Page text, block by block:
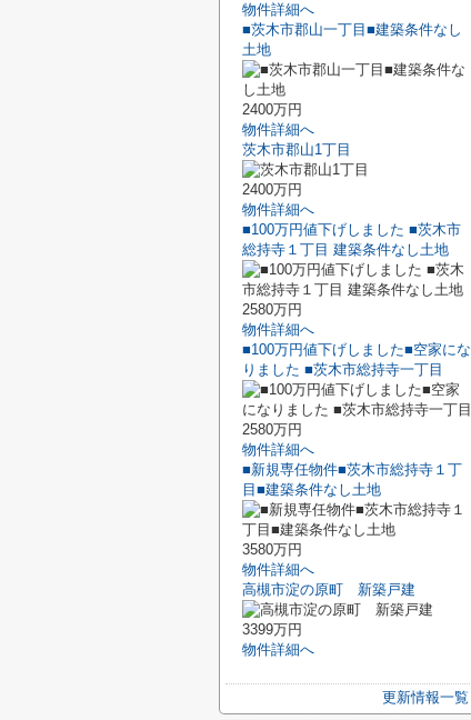
物件詳細へ
■茨木市郡山一丁目■建築条件なし
土地
2400万円
物件詳細へ
茨木市郡山1丁目
2400万円
物件詳細へ
■100万円値下げしました ■茨木市
総持寺１丁目 建築条件なし土地
2580万円
物件詳細へ
■100万円値下げしました■空家にな
りました ■茨木市総持寺一丁目
2580万円
物件詳細へ
■新規専任物件■茨木市総持寺１丁
目■建築条件なし土地
3580万円
物件詳細へ
高槻市淀の原町 新築戸建
3399万円
物件詳細へ
更新情報一覧